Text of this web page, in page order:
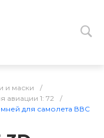
и маски
/
авиации 1: 72
/
для самолета ВВС